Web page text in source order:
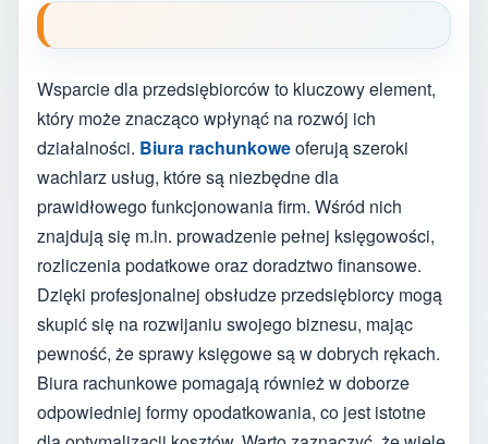
Wsparcie dla przedsiębiorców to kluczowy element,
który może znacząco wpłynąć na rozwój ich
działalności. Biura rachunkoweoferują szeroki
wachlarz usług, które są niezbędne dla
prawidłowego funkcjonowania firm. Wśród nich
znajdują się m.in. prowadzenie pełnej księgowości,
rozliczenia podatkowe oraz doradztwo finansowe.
Dzięki profesjonalnej obsłudze przedsiębiorcy mogą
skupić się na rozwijaniu swojego biznesu, mając
pewność, że sprawy księgowe są w dobrych rękach.
Biura rachunkowe pomagają również w doborze
odpowiedniej formy opodatkowania, co jest istotne